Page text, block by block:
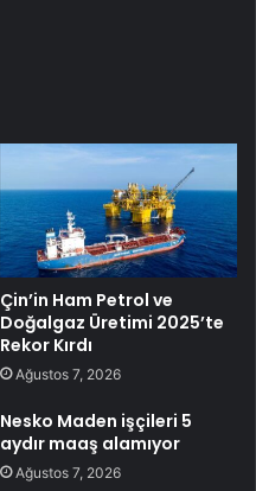
Çin’in Ham Petrol ve
Doğalgaz Üretimi 2025’te
Rekor Kırdı
Ağustos 7, 2026
Nesko Maden işçileri 5
aydır maaş alamıyor
Ağustos 7, 2026